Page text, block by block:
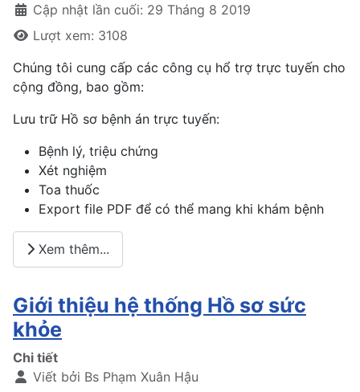
Cập nhật lần cuối: 29 Tháng 8 2019
Lượt xem: 3108
Chúng tôi cung cấp các công cụ hổ trợ trực tuyến cho
cộng đồng, bao gồm:
Lưu trữ Hồ sơ bệnh án trực tuyến:
Bệnh lý, triệu chứng
Xét nghiệm
Toa thuốc
Export file PDF để có thể mang khi khám bệnh
Xem thêm...
Giới thiệu hệ thống Hồ sơ sức
khỏe
Chi tiết
Viết bởi Bs Phạm Xuân Hậu